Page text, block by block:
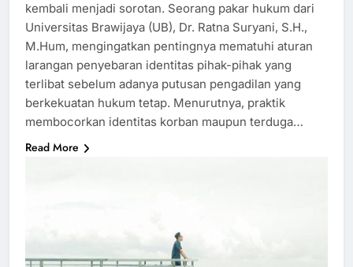
kembali menjadi sorotan. Seorang pakar hukum dari
Universitas Brawijaya (UB), Dr. Ratna Suryani, S.H.,
M.Hum, mengingatkan pentingnya mematuhi aturan
larangan penyebaran identitas pihak-pihak yang
terlibat sebelum adanya putusan pengadilan yang
berkekuatan hukum tetap. Menurutnya, praktik
membocorkan identitas korban maupun terduga…
Read More